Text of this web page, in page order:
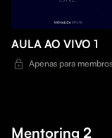
AULA AO VIVO 1
Apenas para
Mentoring 2